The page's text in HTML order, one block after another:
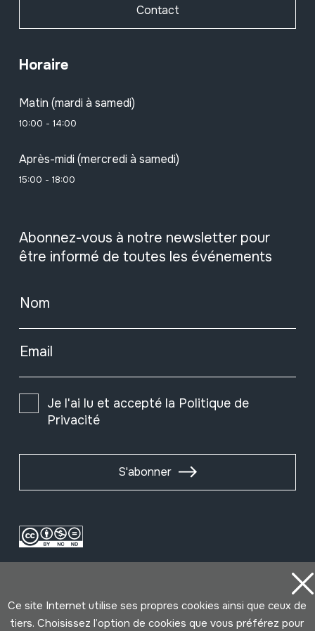
Contact
Horaire
Matin (mardi à samedi)
10:00 - 14:00
Après-midi (mercredi à samedi)
15:00 - 18:00
Abonnez-vous à notre newsletter pour
être informé de toutes les événements
Nom
Email
Je l'ai lu et accepté la Politique de
Privacité
S'abonner
Ce site Internet utilise ses propres cookies ainsi que ceux de
tiers. Choisissez l’option de cookies que vous préférez pour